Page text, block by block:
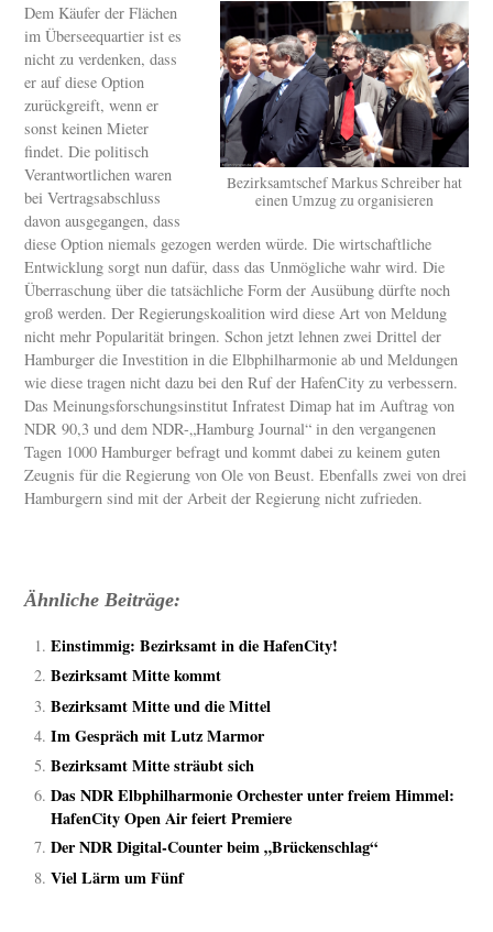
Bezirksamtschef Markus Schreiber hat
einen Umzug zu organisieren
Dem Käufer der Flächen
im Überseequartier ist es
nicht zu verdenken, dass
er auf diese Option
zurückgreift, wenn er
sonst keinen Mieter
findet. Die politisch
Verantwortlichen waren
bei Vertragsabschluss
davon ausgegangen, dass
diese Option niemals gezogen werden würde. Die wirtschaftliche
Entwicklung sorgt nun dafür, dass das Unmögliche wahr wird. Die
Überraschung über die tatsächliche Form der Ausübung dürfte noch
groß werden. Der Regierungskoalition wird diese Art von Meldung
nicht mehr Popularität bringen. Schon jetzt lehnen zwei Drittel der
Hamburger die Investition in die Elbphilharmonie ab und Meldungen
wie diese tragen nicht dazu bei den Ruf der HafenCity zu verbessern.
Das Meinungsforschungsinstitut Infratest Dimap hat im Auftrag von
NDR 90,3 und dem NDR-„Hamburg Journal“ in den vergangenen
Tagen 1000 Hamburger befragt und kommt dabei zu keinem guten
Zeugnis für die Regierung von Ole von Beust. Ebenfalls zwei von drei
Hamburgern sind mit der Arbeit der Regierung nicht zufrieden.
Ähnliche Beiträge:
Einstimmig: Bezirksamt in die HafenCity!
Bezirksamt Mitte kommt
Bezirksamt Mitte und die Mittel
Im Gespräch mit Lutz Marmor
Bezirksamt Mitte sträubt sich
Das NDR Elbphilharmonie Orchester unter freiem Himmel:
HafenCity Open Air feiert Premiere
Der NDR Digital-Counter beim „Brückenschlag“
Viel Lärm um Fünf